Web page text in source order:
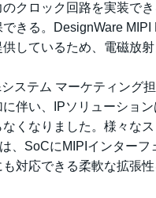
のクロック回路を実装で
きる。DesignWare
しているため、電磁放
ステム マーケティング
伴い、IPソリューショ
くなりました。様々な
、SoCにMIPIインター
対応できる柔軟な拡張